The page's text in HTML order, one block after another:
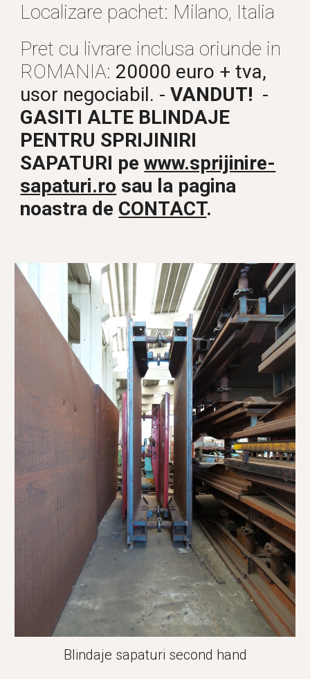
Localizare pachet: Milano, Italia
Pret cu livrare inclusa oriunde in
ROMANIA: 20000 euro + tva,
usor negociabil. - VANDUT!
GASITI ALTE BLINDAJE
PENTRU SPRIJINIRI
SAPATURI pe www.sprijinire-
sapaturi.ro sau la pagina
noastra de CONTACT.
Blindaje sapaturi second hand